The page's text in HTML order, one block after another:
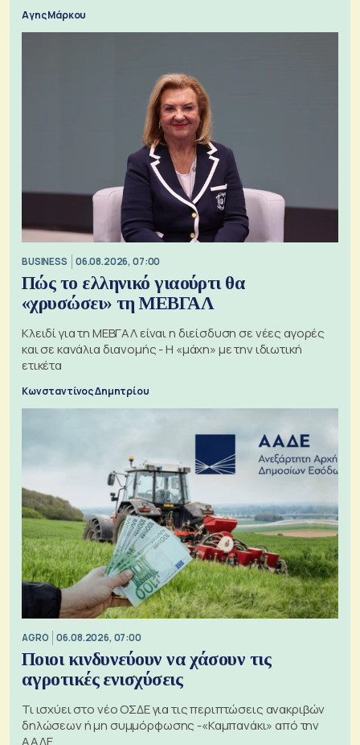
Αγης Μάρκου
BUSINESS 06.08.2026, 07:00
Πώς το ελληνικό γιαούρτι θα
«χρυσώσει» τη ΜΕΒΓΑΛ
Κλειδί για τη ΜΕΒΓΑΛ είναι η διείσδυση σε νέες αγορές
και σε κανάλια διανομής - Η «μάχη» με την ιδιωτική
ετικέτα
Κωνσταντίνος Δημητρίου
AGRO 06.08.2026, 07:00
Ποιοι κινδυνεύουν να χάσουν τις
αγροτικές ενισχύσεις
Τι ισχύει στο νέο ΟΣΔΕ για τις περιπτώσεις ανακριβών
δηλώσεων ή μη συμμόρφωσης -«Καμπανάκι» από την
ΑΑΔΕ